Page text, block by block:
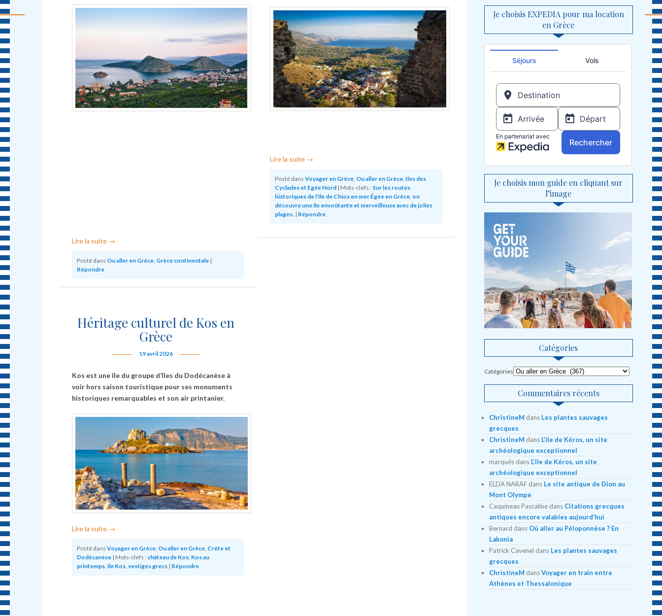
Lire la suite →
Posté dans Ou aller en Grèce, Grèce continentale |
Répondre
Lire la suite →
Posté dans Voyager en Grèce Ou aller en Grèce Iles des
Cyclades et Egée Nord | Mots-clefs : Sur les routes
historiques de l'île de Chios en mer Égée en Grèce on
découvre une île envoûtante et merveilleuse avec de jolies
plages. | Répondre
Héritage culturel de Kos en
Grèce
19 avril 2026
Kos est une île du groupe d’îles du Dodécanèse à
voir hors saison touristique pour ses monuments
historiques remarquables et son air printanier.
Lire la suite →
Posté dans Voyager en Grèce, Ou aller en Grèce, Crète et
Dodécanèse | Mots-clefs : château de Kos, Kos au
printemps, île Kos, vestiges grecs | Répondre
Je choisis EXPEDIA pour ma location
en Grèce
Je choisis mon guide en cliquant sur
l’image
Catégories
Catégories
Commentaires récents
ChristineM dans Les plantes sauvages
grecques
ChristineM dans L’ile de Kéros, un site
archéologique exceptionnel
marquésdans L’ile de Kéros, un site
archéologique exceptionnel
ELDA NARAFdans Le site antique de Dion au
Mont Olympe
Caquineau Pascalinedans Citations grecques
antiques encore valables aujourd’hui
Bernard dans Où aller au Péloponnèse ? En
Lakonia
Patrick Cavenel dans Les plantes sauvages
grecques
ChristineM dansVoyager en train entre
Athènes et Thessalonique